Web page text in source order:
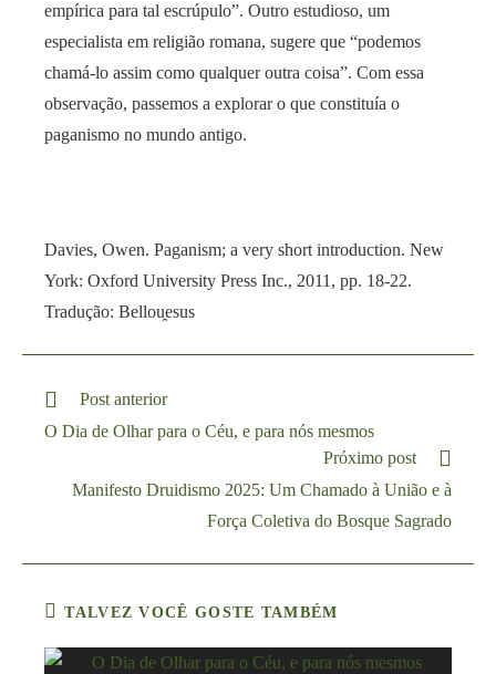
empírica para tal escrúpulo”. Outro estudioso, um
especialista em religião romana, sugere que “podemos
chamá-lo assim como qualquer outra coisa”. Com essa
observação, passemos a explorar o que constituía o
paganismo no mundo antigo.
Davies, Owen. Paganism; a very short introduction. New
York: Oxford University Press Inc., 2011, pp. 18-22.
Tradução: Bellou̯esus
Post anterior
O Dia de Olhar para o Céu, e para nós mesmos
Próximo post
Manifesto Druidismo 2025: Um Chamado à União e à
Força Coletiva do Bosque Sagrado
TALVEZ VOCÊ GOSTE TAMBÉM